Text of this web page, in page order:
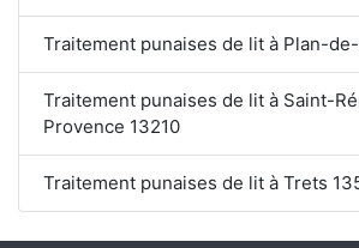
Traitement punaises de lit à Plan-
Traitement punaises de lit à Saint-
Provence 13210
Traitement punaises de lit à Trets